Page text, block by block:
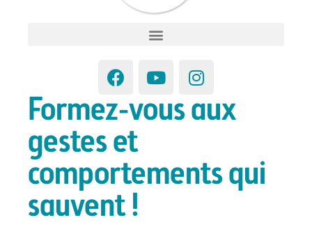
Formez-vous aux
gestes et
comportements qui
sauvent !